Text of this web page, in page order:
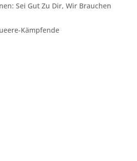
Sei Gut Zu Dir, Wir Brauchen
Kämpfende